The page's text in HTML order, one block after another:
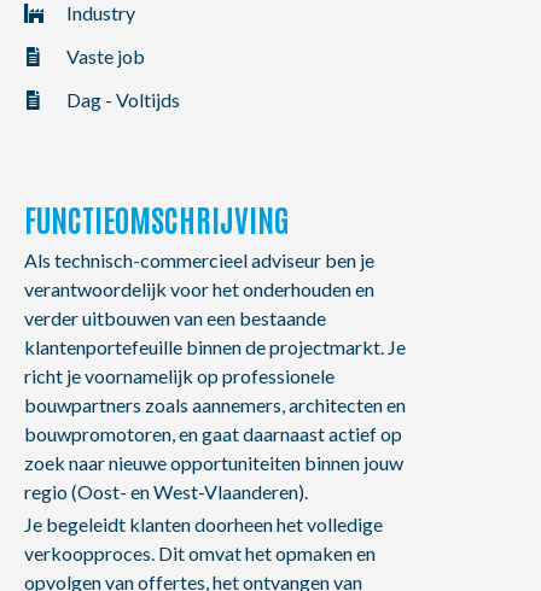
Industry
Vaste job
Dag - Voltijds
FUNCTIEOMSCHRIJVING
Als technisch-commercieel adviseur ben je
verantwoordelijk voor het onderhouden en
verder uitbouwen van een bestaande
klantenportefeuille binnen de projectmarkt. Je
richt je voornamelijk op professionele
bouwpartners zoals aannemers, architecten en
bouwpromotoren, en gaat daarnaast actief op
zoek naar nieuwe opportuniteiten binnen jouw
regio (Oost- en West-Vlaanderen).
Je begeleidt klanten doorheen het volledige
verkoopproces. Dit omvat het opmaken en
opvolgen van offertes, het ontvangen van